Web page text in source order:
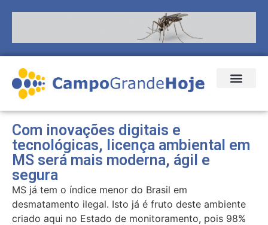
Com inovações digitais e
tecnológicas, licença ambiental em
MS será mais moderna, ágil e
segura
MS já tem o índice menor do Brasil em
desmatamento ilegal. Isto já é fruto deste ambiente
criado aqui no Estado de monitoramento, pois 98%